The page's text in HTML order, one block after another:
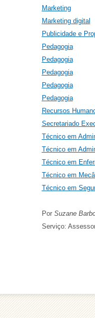
Marketing
Marketing digital
Publicidade e
Pedagogia
Pedagogia
Pedagogia
Pedagogia
Pedagogia
Recursos
Secretariado
Técnico em
Técnico em
Técnico em
Técnico em
Técnico em
Por Suzane
Serviço: